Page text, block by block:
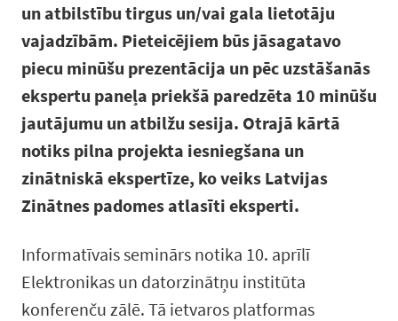
un atbilstību tirgus un/vai gala lietotāju
vajadzībām. Pieteicējiem būs jāsagatavo
piecu minūšu prezentācija un pēc uzstāšanās
ekspertu paneļa priekšā paredzēta 10 minūšu
jautājumu un atbilžu sesija. Otrajā kārtā
notiks pilna projekta iesniegšana un
zinātniskā ekspertīze, ko veiks Latvijas
Zinātnes padomes atlasīti eksperti.
Informatīvais seminārs notika 10. aprīlī
Elektronikas un datorzinātņu institūta
konferenču zālē. Tā ietvaros platformas